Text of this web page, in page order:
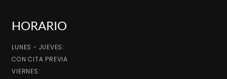
HORARIO
LUNES - JUEVES:
CON CITA PREVIA
VIERNES: